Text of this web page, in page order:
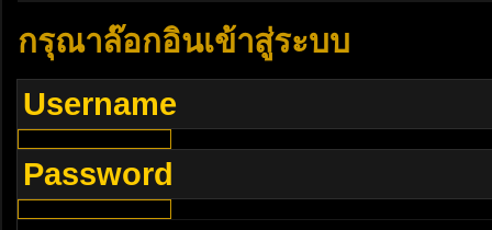
กรุณาล๊อกอินเข้าสู่ระบบ
Username
Password